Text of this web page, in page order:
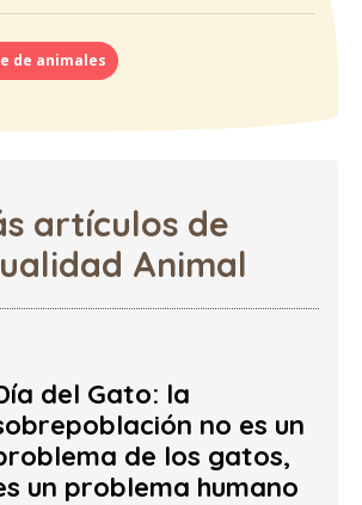
de animales
artículos de
Animal
del Gato: la
no es un
de los gatos,
un problema humano